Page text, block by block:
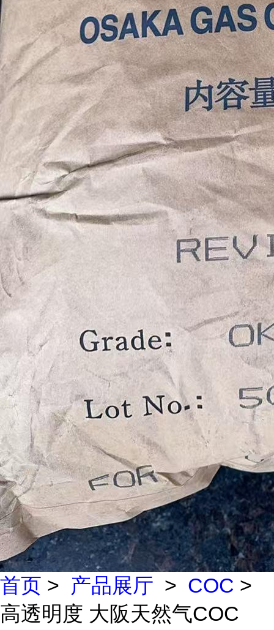
首页 > 产品展厅 > COC >
高透明度 大阪天然气COC